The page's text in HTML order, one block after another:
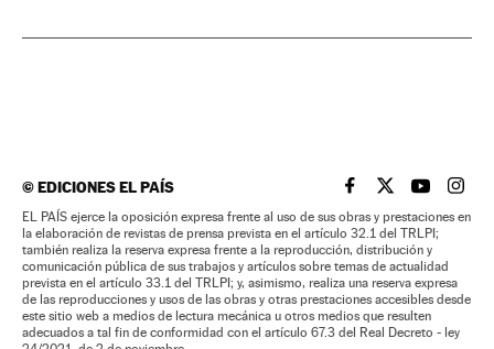
©EDICIONES EL PAÍS EL PAÍS BRASIL EN
EL PAÍSEL PAÍS
EL
EL PAÍS ejerce la oposición expresa frente al uso de sus obras y prestaciones en
la elaboración de revistas de prensa prevista en el artículo 32.1 del TRLPI;
también realiza la reserva expresa frente a la reproducción, distribución y
comunicación pública de sus trabajos y artículos sobre temas de actualidad
prevista en el artículo 33.1 del TRLPI; y, asimismo, realiza una reserva expresa
de las reproducciones y usos de las obras y otras prestaciones accesibles desde
este sitio web a medios de lectura mecánica u otros medios que resulten
adecuados a tal fin de conformidad con el artículo 67.3 del Real Decreto - ley